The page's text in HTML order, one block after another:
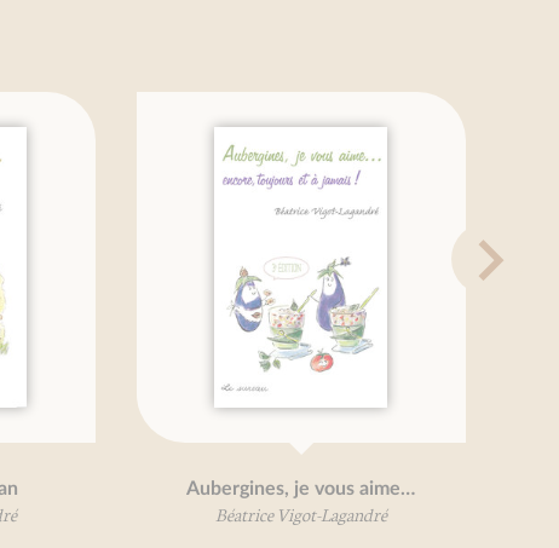
Aubergines, je vous aime…
Béatrice Vigot-Lagandré